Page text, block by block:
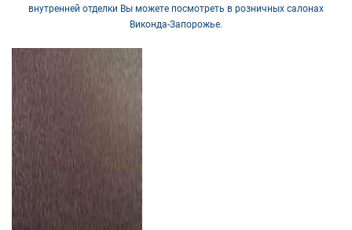
внутренней отделки Вы можете посмотреть в розничных салонах
Виконда-Запорожье.